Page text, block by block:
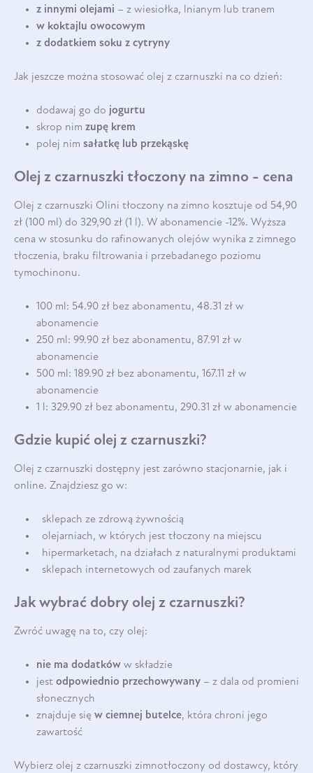
z innymi olejami – z wiesiołka, lnianym lub tranem
w koktajlu owocowym
z dodatkiem soku z cytryny
Jak jeszcze można stosować olej z czarnuszki na co dzień:
dodawaj go do jogurtu
skrop nim zupę krem
polej nim sałatkę lub przekąskę
Olej z czarnuszki tłoczony na zimno - cena
Olej z czarnuszki Olini tłoczony na zimno kosztuje od 54,90
zł (100 ml) do 329,90 zł (1 l). W abonamencie -12%. Wyższa
cena w stosunku do rafinowanych olejów wynika z zimnego
tłoczenia, braku filtrowania i przebadanego poziomu
tymochinonu.
100 ml: 54.90 zł bez abonamentu, 48.31 zł w
abonamencie
250 ml: 99.90 zł bez abonamentu, 87.91 zł w
abonamencie
500 ml: 189.90 zł bez abonamentu, 167.11 zł w
abonamencie
1 l: 329.90 zł bez abonamentu, 290.31 zł w abonamencie
Gdzie kupić olej z czarnuszki?
Olej z czarnuszki dostępny jest zarówno stacjonarnie, jak i
online. Znajdziesz go w:
sklepach ze zdrową żywnością
olejarniach, w których jest tłoczony na miejscu
hipermarketach, na działach z naturalnymi produktami
sklepach internetowych od zaufanych marek
Jak wybrać dobry olej z czarnuszki?
Zwróć uwagę na to, czy olej:
nie ma dodatków w składzie
jest odpowiednio przechowywany – z dala od promieni
słonecznych
znajduje się w ciemnej butelce, która chroni jego
zawartość
Wybierz olej z czarnuszki zimnotłoczony od dostawcy, który